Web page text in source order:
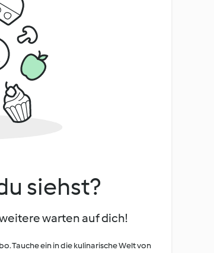
siehst?
warten auf dich!
Tauche ein in die kulinarische Welt von